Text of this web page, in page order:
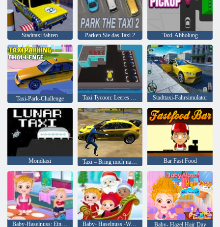
Stadttaxi fahren Parken Sie das Taxi 2 Taxi-Abholung
Taxi-Park-Challenge Taxi Tycoon: Leeres Geschäft Stadttaxi-Fahrsimulator
Mondtaxi Taxi – Bring mich nach Hause Bar Fast Food
Baby-Haselnuss: Ein Tag im Kindergarten Baby- Haselnuss -Weihnachtsüberraschung Baby- Hazel Hair Day